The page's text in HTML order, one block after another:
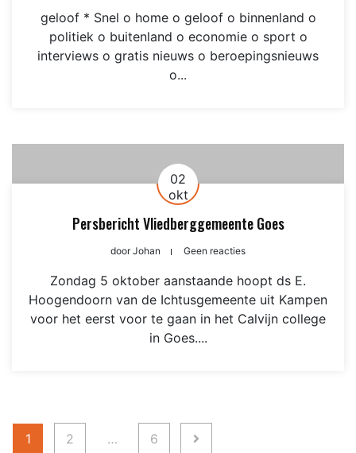
geloof * Snel o home o geloof o binnenland o
politiek o buitenland o economie o sport o
interviews o gratis nieuws o beroepingsnieuws
o...
02
okt
Persbericht Vliedberggemeente Goes
doorJohan Geen reacties
Zondag 5 oktober aanstaande hoopt ds E.
Hoogendoorn van de Ichtusgemeente uit Kampen
voor het eerst voor te gaan in het Calvijn college
in Goes....
Berichten
1 2 … 6